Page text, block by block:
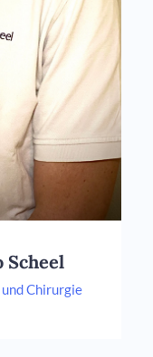
Scheel
Chirurgie